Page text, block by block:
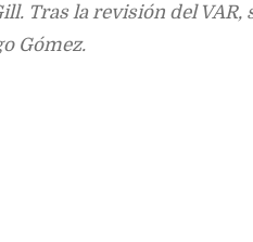
Tras la revisión del VAR,
Gómez.